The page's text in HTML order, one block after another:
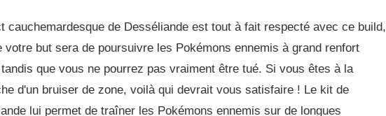
cauchemardesque de Desséliande est tout à fait respecté avec ce build,
votre but sera de poursuivre les Pokémons ennemis à grand renfort
que vous ne pourrez pas vraiment être tué. Si vous êtes à la
d'un bruiser de zone, voilà qui devrait vous satisfaire ! Le kit de
lui permet de traîner les Pokémons ennemis sur de longues